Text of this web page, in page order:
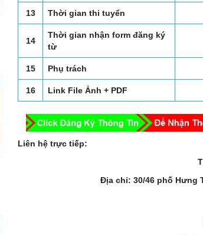
13 Thời gian thi tuyển
14
Thời gian nhận form đăng ký
từ
15 Phụ trách
16 Link File Ảnh + PDF
Liên hệ trực tiếp:
Địa chỉ: 30/46 phố Hưng